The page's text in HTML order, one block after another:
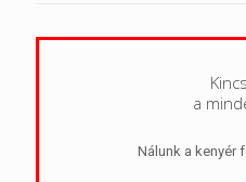
a
Nálunk a kenyér